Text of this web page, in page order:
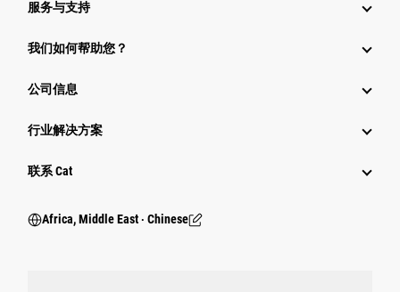
服务与支持
我们如何帮助您？
公司信息
行业解决方案
行业
联系 Cat
Africa, Middle East ‧ Chinese